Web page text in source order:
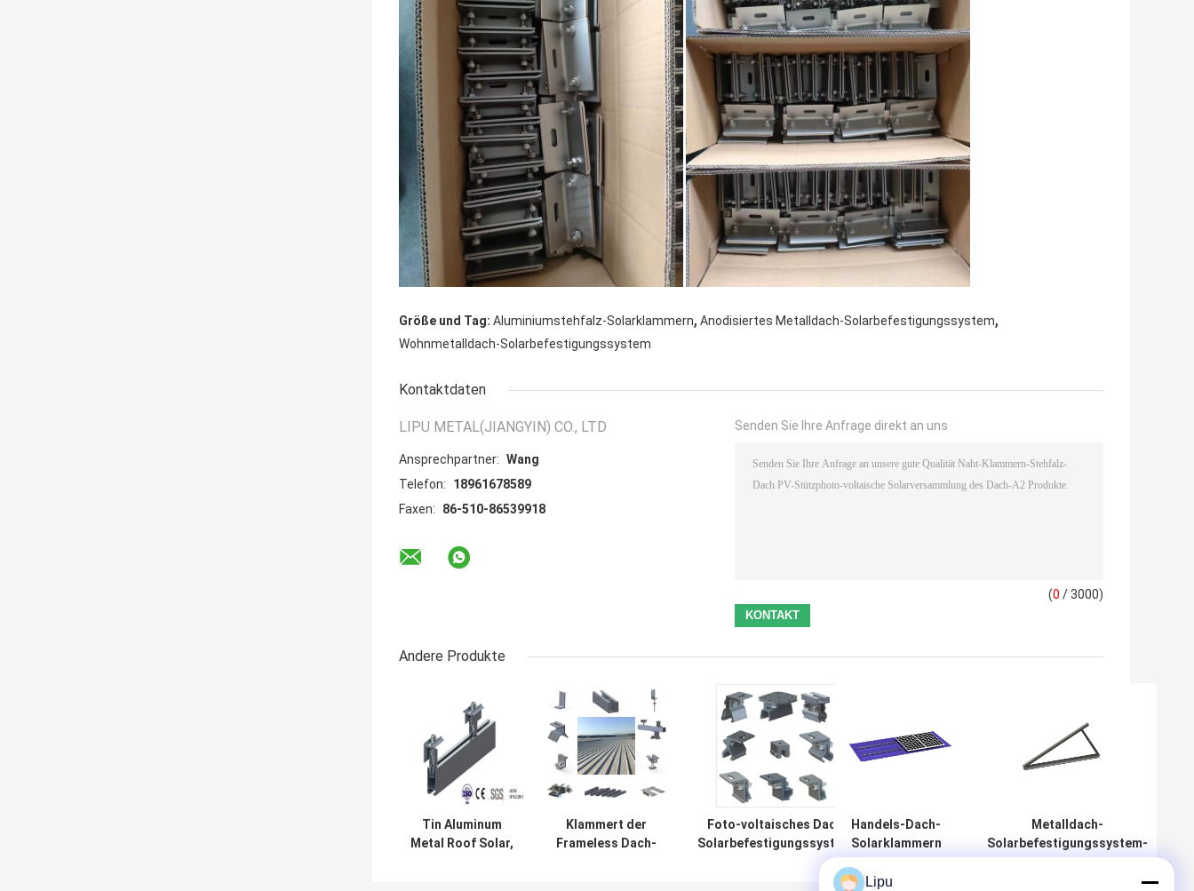
Größe und Tag: Aluminiumstehfalz-Solarklammern, Anodisiertes Metalldach-Solarbefestigungssystem,
Wohnmetalldach-Solarbefestigungssystem
Kontaktdaten
LIPU METAL(JIANGYIN) CO., LTD
Ansprechpartner: Wang
Telefon:
18961678589
Faxen:
86-510-86539918
Senden Sie Ihre Anfrage direkt an uns
(0 / 3000)
Andere Produkte
Tin Aluminum
Metal Roof Solar,
Klammert der
Frameless Dach-
Foto-voltaisches Dach-
Solarbefestigungssystem-
Aluminiumzinn des
Handels-Dach-
Solarklammern
photo-
voltaisches Tin
Metalldach-
Solarbefestigungssystem-
justierbarer Stehfalz des
Lipu